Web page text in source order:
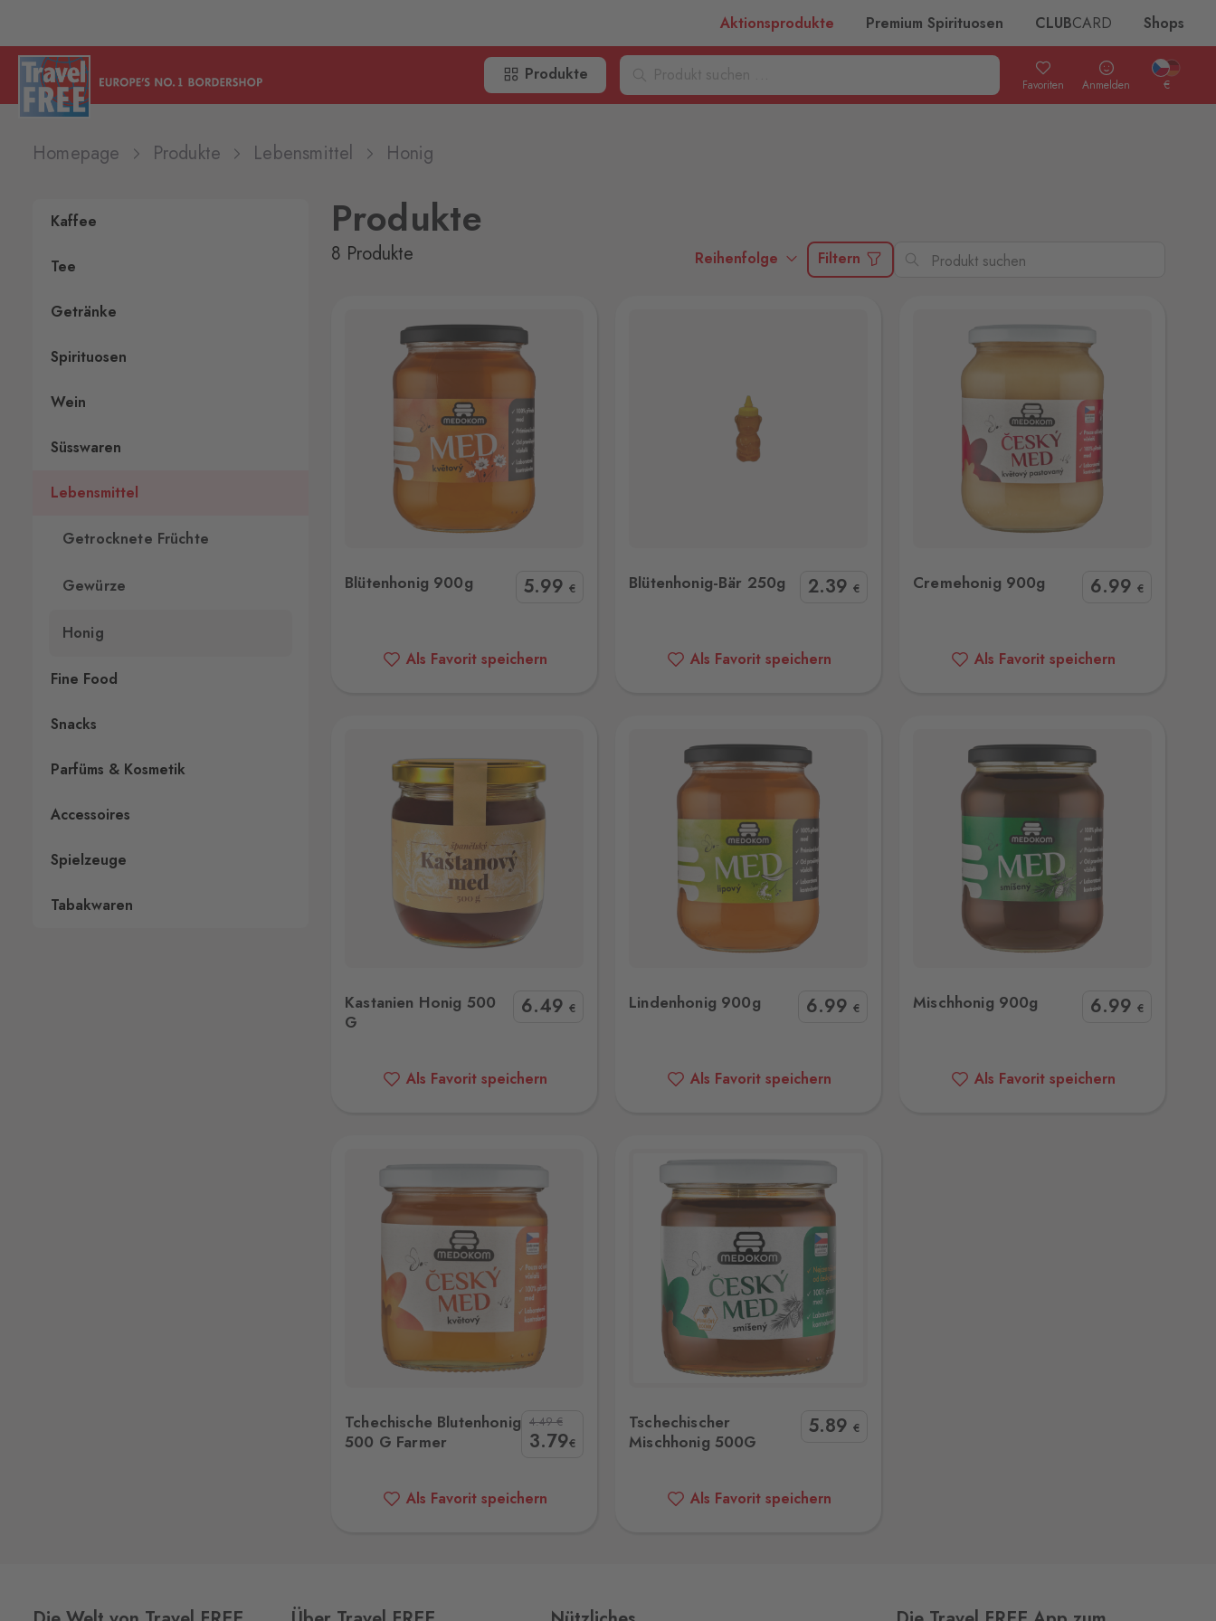
Aktionsprodukte Premium Spirituosen CLUBCARD Shops
Produkte
Favoriten Anmelden €
Homepage Produkte Lebensmittel Honig
Kaffee
Tee
Getränke
Spirituosen
Wein
Süsswaren
Lebensmittel
Getrocknete Früchte
Gewürze
Honig
Fine Food
Snacks
Parfüms & Kosmetik
Accessoires
Spielzeuge
Tabakwaren
Produkte
8 Produkte Reihenfolge Filtern
Blütenhonig 900g 5.99 €
Als Favorit speichern
Blütenhonig-Bär 250g 2.39 €
Als Favorit speichern
Cremehonig 900g 6.99 €
Als Favorit speichern
Kastanien Honig 500
G
6.49 €
Als Favorit speichern
Lindenhonig 900g 6.99 €
Als Favorit speichern
Mischhonig 900g 6.99 €
Als Favorit speichern
Tchechische Blutenhonig
500 G Farmer
4.49€
3.79€
Als Favorit speichern
Tschechischer
Mischhonig 500G
5.89 €
Als Favorit speichern